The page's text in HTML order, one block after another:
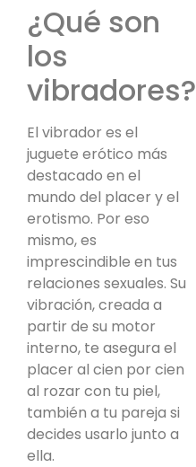
¿Qué son
los
vibradores?
El vibrador es el
juguete erótico más
destacado en el
mundo del placer y el
erotismo. Por eso
mismo, es
imprescindible en tus
relaciones sexuales. Su
vibración, creada a
partir de su motor
interno, te asegura el
placer al cien por cien
al rozar con tu piel,
también a tu pareja si
decides usarlo junto a
ella.